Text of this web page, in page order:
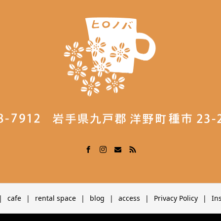
cafe rental space blog access Privacy Policy